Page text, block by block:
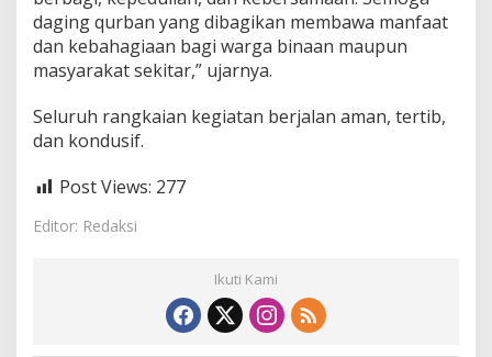
daging qurban yang dibagikan membawa manfaat
dan kebahagiaan bagi warga binaan maupun
masyarakat sekitar,” ujarnya.
Seluruh rangkaian kegiatan berjalan aman, tertib,
dan kondusif.
Post Views: 277
Editor: Redaksi
Ikuti Kami